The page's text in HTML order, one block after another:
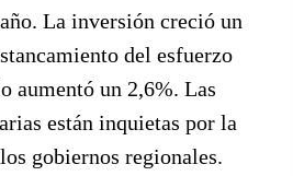
La inversión creció un
del esfuerzo
aumentó un 2,6%. Las
están inquietas por la
gobiernos regionales.